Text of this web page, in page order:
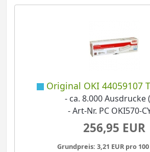
Original OKI 44059107
- ca. 8.000 Ausdrucke
- Art-Nr. PC OKI570-
256,95 EUR
Grundpreis: 3,21 EUR pro